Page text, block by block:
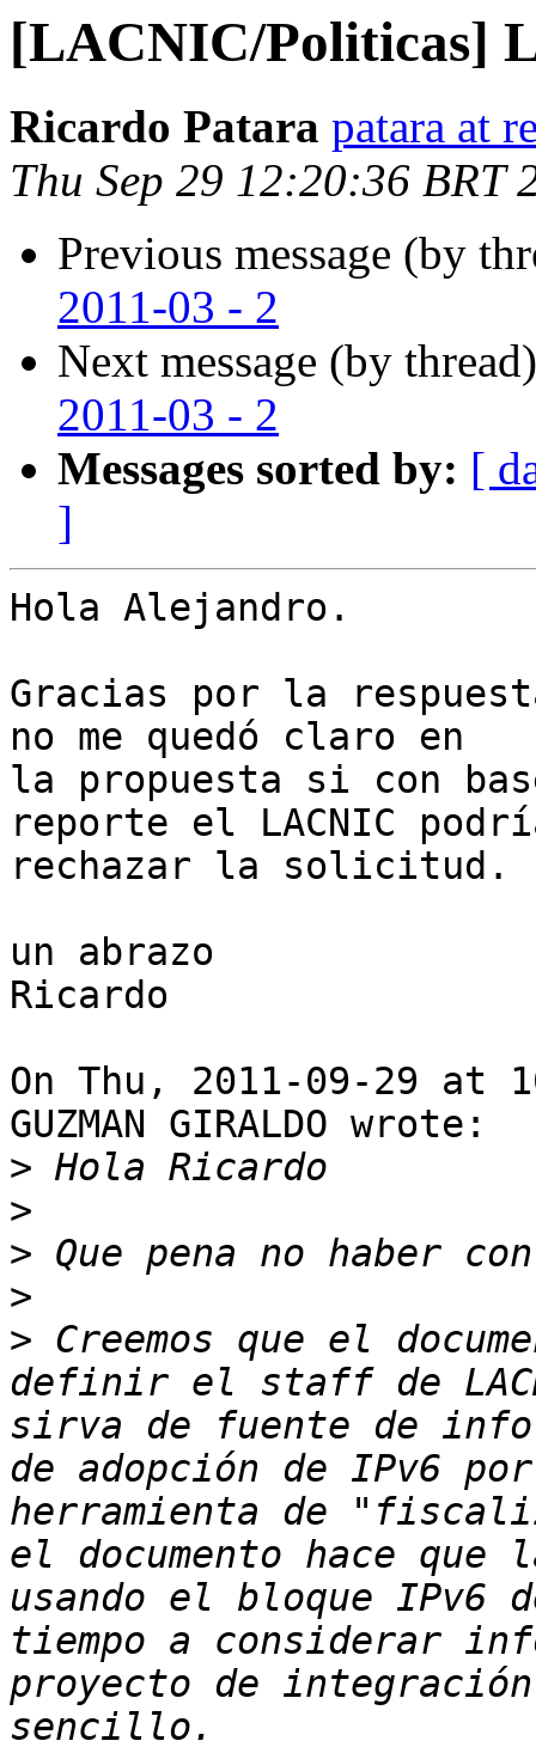
[LACNIC/Politicas]
Ricardo Patara patara at
Thu Sep 29 12:20:36 BRT
Previous message (by
2011-03 - 2
Next message (by
2011-03 - 2
Messages sorted by: [
]
Hola Alejandro.
Gracias por la
no me quedó claro en
la propuesta si con
reporte el LACNIC
rechazar la solicitud.
un abrazo
Ricardo
On Thu, 2011-09-29 at
GUZMAN GIRALDO wrote:
>
>
>
>
> Creemos que el
definir el staff de
sirva de fuente de
de adopción de IPv6
herramienta de
el documento hace que
usando el bloque IPv6
tiempo a considerar
proyecto de